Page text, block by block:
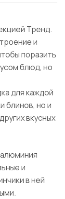
Тренд.
и
поразить
блюд, но
для каждой
блинов, но и
вкусных
алюминия
и
в ней